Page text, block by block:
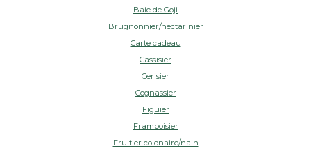
Baie de Goji
Brugnonnier/nectarinier
Carte cadeau
Cassisier
Cerisier
Cognassier
Figuier
Framboisier
Fruitier colonaire/nain